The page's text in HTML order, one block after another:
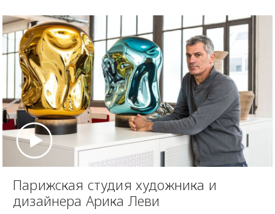
Парижская студия художника и
дизайнера Арика Леви